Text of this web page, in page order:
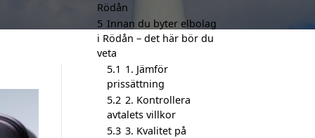
Rödån
5 Innan du byter elbolag
i Rödån – det här bör du
veta
5.1 1. Jämför
prissättning
5.2 2. Kontrollera
avtalets villkor
5.3 3. Kvalitet på